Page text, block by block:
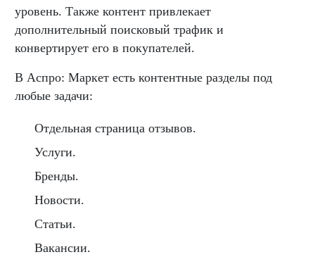
уровень. Также контент привлекает
дополнительный поисковый трафик и
конвертирует его в покупателей.
В Аспро: Маркет есть контентные разделы под
любые задачи:
Отдельная страница отзывов.
Услуги.
Бренды.
Новости.
Статьи.
Вакансии.